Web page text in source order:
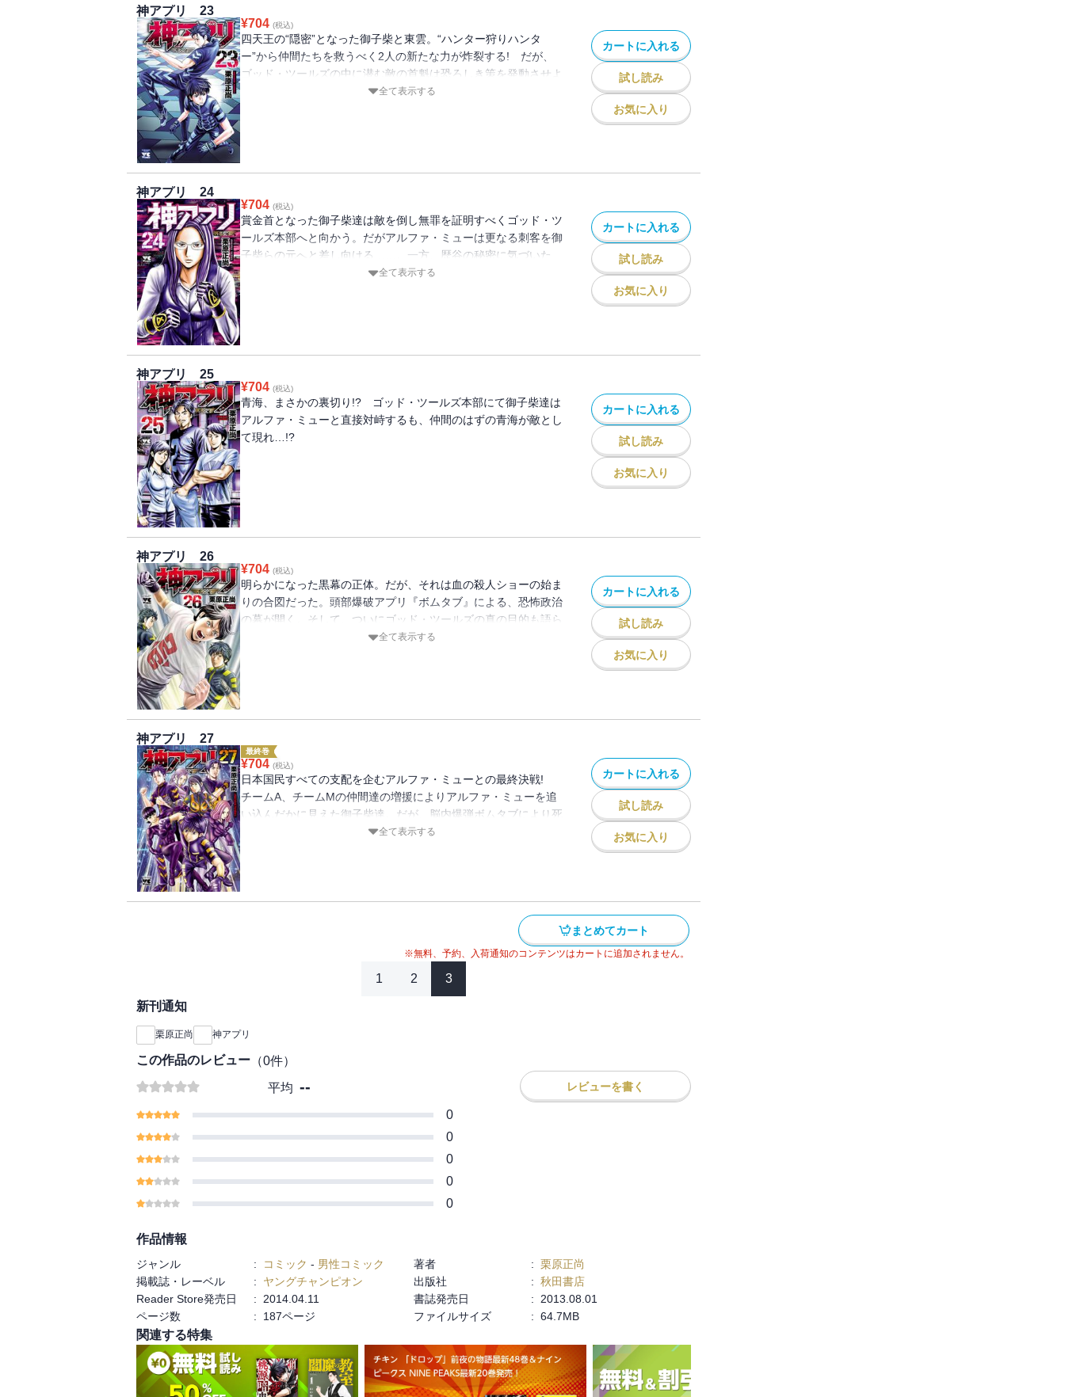
神アプリ 23
¥704 (税込)
四天王の“隠密”となった御子柴と東雲。“ハンター狩りハンタ
ー”から仲間たちを救うべく2人の新たな力が炸裂する! だが、
ゴッド・ツールズの中に潜む敵の首魁は恐ろしき策を発動させよ
全て表示する
カートに入れる
試し読み
お気に入り
神アプリ 24
¥704 (税込)
賞金首となった御子柴達は敵を倒し無罪を証明すべくゴッド・ツ
ールズ本部へと向かう。だがアルファ・ミューは更なる刺客を御
子柴らの元へと差し向ける……。一方、歴谷の秘密に気づいた
「伝説のハンター」美杉はゴッド・ツールズ内で単身戦闘を開始
全て表示する
カートに入れる
試し読み
お気に入り
神アプリ 25
¥704 (税込)
青海、まさかの裏切り!? ゴッド・ツールズ本部にて御子柴達は
アルファ・ミューと直接対峙するも、仲間のはずの青海が敵とし
て現れ…!?
カートに入れる
試し読み
お気に入り
神アプリ 26
¥704 (税込)
明らかになった黒幕の正体。だが、それは血の殺人ショーの始ま
りの合図だった。頭部爆破アプリ『ボムタブ』による、恐怖政治
の幕が開く。そして、ついにゴッド・ツールズの真の目的も語ら
全て表示する
カートに入れる
試し読み
お気に入り
神アプリ 27
最終巻
¥704 (税込)
日本国民すべての支配を企むアルファ・ミューとの最終決戦!
チームA、チームMの仲間達の増援によりアルファ・ミューを追
い込んだかに見えた御子柴達。だが、脳内爆弾ボムタブにより死
者が……。さらに恐怖はそれだけでは終わらず、被害は増してい
全て表示する
カートに入れる
試し読み
お気に入り
まとめてカート
※無料、予約、入荷通知のコンテンツはカートに追加されません。
1 2 3
新刊通知
栗原正尚 神アプリ
この作品のレビュー （0件）
平均 -- レビューを書く
0
0
0
0
0
作品情報
ジャンル : コミック - 男性コミック 著者 : 栗原正尚
掲載誌・レーベル
: ヤングチャンピオン 出版社 : 秋田書店
Reader Store発売日
: 2014.04.11 書誌発売日 :
2013.08.01
ページ数
: 187ページ ファイルサイズ : 64.7MB
関連する特集